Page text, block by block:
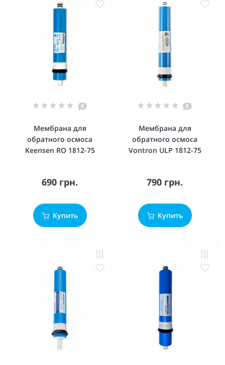
0
Мембрана для
обратного осмоса
Keensen RO 1812-75
690 грн.
Купить
0
Мембрана для
обратного осмоса
Vontron ULP 1812-75
790 грн.
Купить